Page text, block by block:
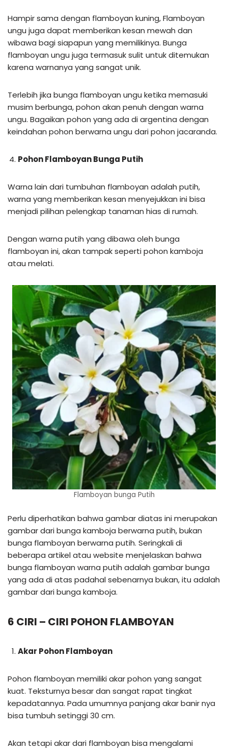
Hampir sama dengan flamboyan kuning, Flamboyan
ungu juga dapat memberikan kesan mewah dan
wibawa bagi siapapun yang memilikinya. Bunga
flamboyan ungu juga termasuk sulit untuk ditemukan
karena warnanya yang sangat unik.
Terlebih jika bunga flamboyan ungu ketika memasuki
musim berbunga, pohon akan penuh dengan warna
ungu. Bagaikan pohon yang ada di argentina dengan
keindahan pohon berwarna ungu dari pohon jacaranda.
Pohon Flamboyan Bunga Putih
Warna lain dari tumbuhan flamboyan adalah putih,
warna yang memberikan kesan menyejukkan ini bisa
menjadi pilihan pelengkap tanaman hias di rumah.
Dengan warna putih yang dibawa oleh bunga
flamboyan ini, akan tampak seperti pohon kamboja
atau melati.
Flamboyan bunga Putih
Perlu diperhatikan bahwa gambar diatas ini merupakan
gambar dari bunga kamboja berwarna putih, bukan
bunga flamboyan berwarna putih. Seringkali di
beberapa artikel atau website menjelaskan bahwa
bunga flamboyan warna putih adalah gambar bunga
yang ada di atas padahal sebenarnya bukan, itu adalah
gambar dari bunga kamboja.
6 CIRI – CIRI POHON FLAMBOYAN
Akar Pohon Flamboyan
Pohon flamboyan memiliki akar pohon yang sangat
kuat. Teksturnya besar dan sangat rapat tingkat
kepadatannya. Pada umumnya panjang akar banir nya
bisa tumbuh setinggi 30 cm.
Akan tetapi akar dari flamboyan bisa mengalami